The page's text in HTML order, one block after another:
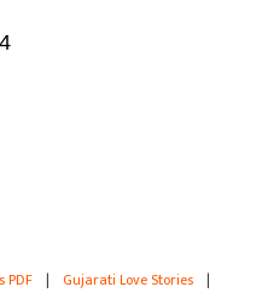
PDF | Gujarati Love Stories |